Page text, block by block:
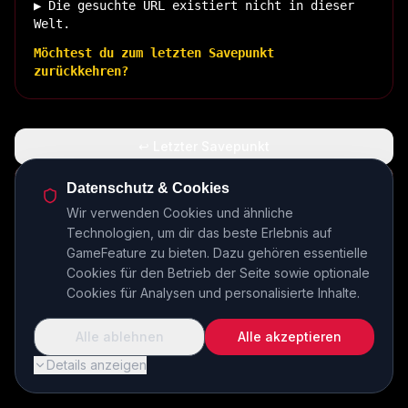
▶ Die gesuchte URL existiert nicht in dieser
Welt.
Möchtest du zum letzten Savepunkt
zurückkehren?
🏠 Zurück zur Basis
INSERT COIN TO CONTINUE...
Datenschutz & Cookies
Wir verwenden Cookies und ähnliche
Technologien, um dir das beste Erlebnis auf
GameFeature zu bieten. Dazu gehören essentielle
Cookies für den Betrieb der Seite sowie optionale
Cookies für Analysen und personalisierte Inhalte.
Details anzeigen
Alle ablehnen Alle akzeptieren